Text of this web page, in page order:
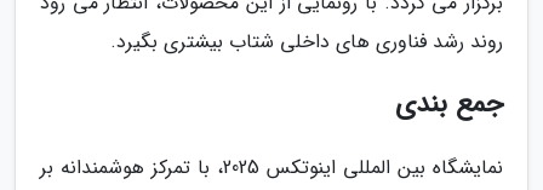
روند رشد فناوری های داخلی شتاب بیشتری بگیرد.
جمع بندی
نمایشگاه بین المللی اینوتکس 2025، با تمرکز هوشمندانه بر